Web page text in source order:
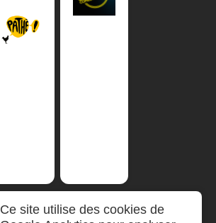
Ce site utilise des cookies de